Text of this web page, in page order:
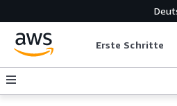
Erste Schritte